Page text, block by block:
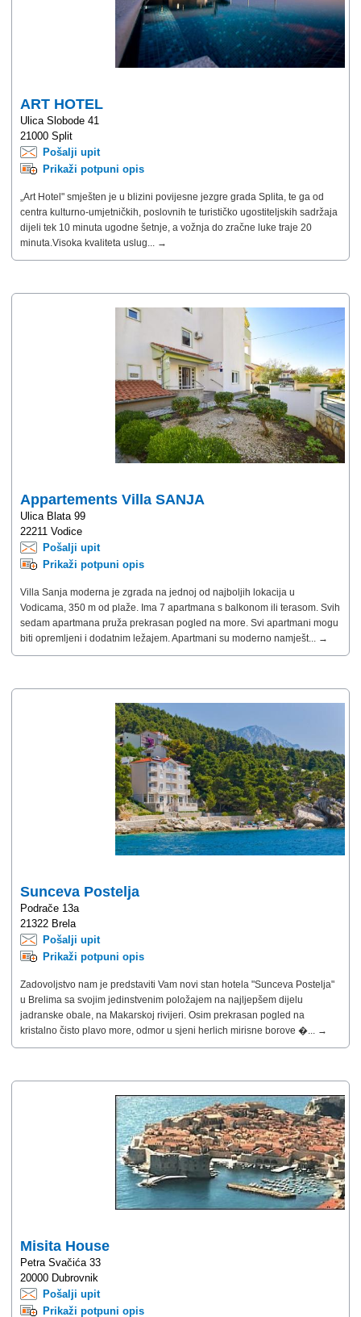
ART HOTEL
Ulica Slobode 41
21000 Split
Pošalji upit
Prikaži potpuni opis
„Art Hotel" smješten je u blizini povijesne jezgre grada Splita, te ga od
centra kulturno-umjetničkih, poslovnih te turističko ugostiteljskih sadržaja
dijeli tek 10 minuta ugodne šetnje, a vožnja do zračne luke traje 20
minuta.Visoka kvaliteta uslug... →
Appartements Villa SANJA
Ulica Blata 99
22211 Vodice
Pošalji upit
Prikaži potpuni opis
Villa Sanja moderna je zgrada na jednoj od najboljih lokacija u
Vodicama, 350 m od plaže. Ima 7 apartmana s balkonom ili terasom. Svih
sedam apartmana pruža prekrasan pogled na more. Svi apartmani mogu
biti opremljeni i dodatnim ležajem. Apartmani su moderno namješt... →
Sunceva Postelja
Podrače 13a
21322 Brela
Pošalji upit
Prikaži potpuni opis
Zadovoljstvo nam je predstaviti Vam novi stan hotela "Sunceva Postelja"
u Brelima sa svojim jedinstvenim položajem na najljepšem dijelu
jadranske obale, na Makarskoj rivijeri. Osim prekrasan pogled na
kristalno čisto plavo more, odmor u sjeni herlich mirisne borove �... →
Misita House
Petra Svačića 33
20000 Dubrovnik
Pošalji upit
Prikaži potpuni opis